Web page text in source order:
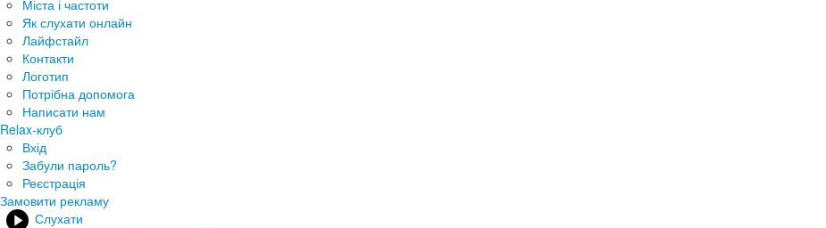
Міста і частоти
Як слухати онлайн
Лайфстайл
Контакти
Логотип
Потрібна допомога
Написати нам
Relax-клуб
Вхід
Забули пароль?
Реєстрація
Замовити рекламу
Слухати